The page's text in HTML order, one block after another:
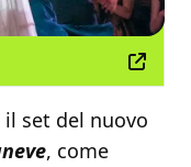
set del nuovo
, come